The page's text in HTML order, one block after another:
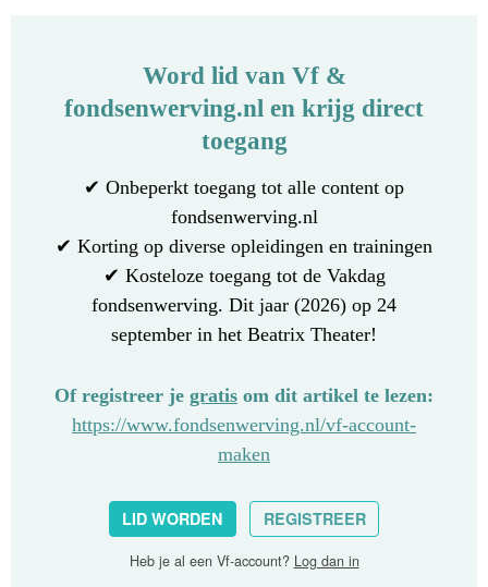
Word lid van Vf &
fondsenwerving.nl en krijg direct
toegang
✔ Onbeperkt toegang tot alle content op
fondsenwerving.nl
✔ Korting op diverse opleidingen en trainingen
✔ Kosteloze toegang tot de Vakdag
fondsenwerving. Dit jaar (2026) op 24
september in het Beatrix Theater!
Of registreer je gratis om dit artikel te lezen:
https://www.fondsenwerving.nl/vf-account-
maken
LID WORDEN REGISTREER
Heb je al een Vf-account? Log dan in